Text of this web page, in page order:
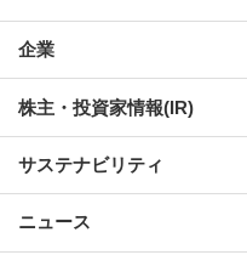
企業
株主・投資家情報(IR)
サステナビリティ
ニュース